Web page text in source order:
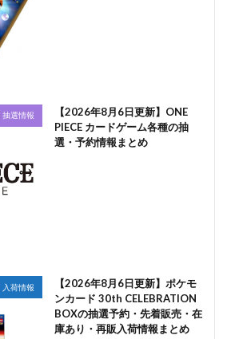
抽選情報
【2026年8月6日更新】ONE
PIECE カードゲーム各種の抽
選・予約情報まとめ
入荷情報
【2026年8月6日更新】ポケモ
ンカード 30th CELEBRATION
BOXの抽選予約・先着販売・在
庫あり・再販入荷情報まとめ